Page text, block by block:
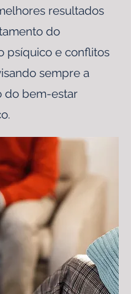
resultados
do
psíquico e conflitos
sempre a
do bem-estar